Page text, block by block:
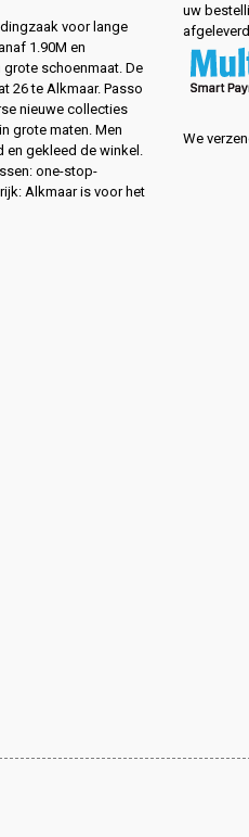
voor lange
1.90M en
schoenmaat. De
26 te Alkmaar. Passo
nieuwe collecties
grote maten. Men
en gekleed de winkel.
one-stop-
Alkmaar is voor het
uw
We